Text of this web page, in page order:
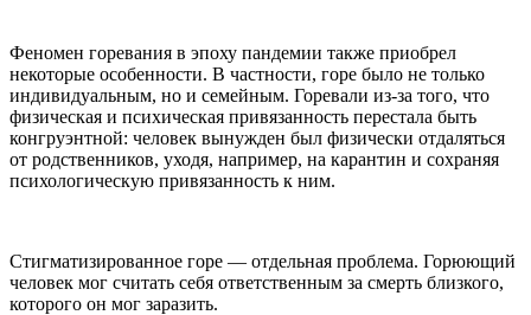
Феномен горевания в эпоху пандемии также приобрел
некоторые особенности. В частности, горе было не только
индивидуальным, но и семейным. Горевали из-за того, что
физическая и психическая привязанность перестала быть
конгруэнтной: человек вынужден был физически отдаляться
от родственников, уходя, например, на карантин и сохраняя
психологическую привязанность к ним.
Стигматизированное горе — отдельная проблема. Горюющий
человек мог считать себя ответственным за смерть близкого,
которого он мог заразить.